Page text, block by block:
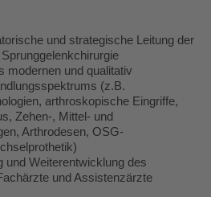
und strategische Leitung der
modernen und qualitativ
(z.B.
arthroskopische Eingriffe,
Zehen-, Mittel- und
Arthrodesen, OSG-
und Weiterentwicklung des
und Assistenzärzte